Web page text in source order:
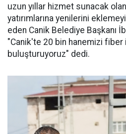
uzun yıllar hizmet sunacak
yatırımlarına yenilerini
eden Canik Belediye Başkanı
"Canik'te 20 bin hanemizi fiber
buluşturuyoruz" dedi.